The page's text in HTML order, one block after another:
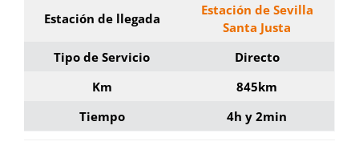
Estación de llegada
Estación de Sevilla
Santa Justa
Tipo de Servicio
Directo
Km
845km
Tiempo
4h y 2min